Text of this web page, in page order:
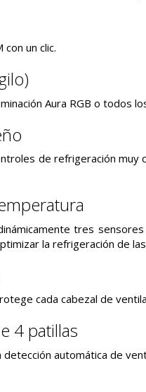
un clic.
Aura RGB o todos
de refrigeración
tres
la refrigeración de
cada cabezal de
4 patillas
automática de